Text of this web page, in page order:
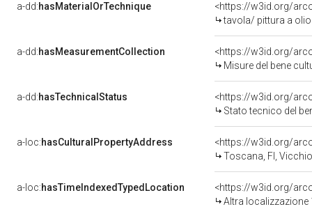
a-dd:hasMaterialOrTechnique
<https://w3id.org/
tavola/ pittura a olio
a-dd:hasMeasurementCollection
<https://w3id.org/
Misure del bene
a-dd:hasTechnicalStatus
<https://w3id.org/
Stato tecnico del
a-loc:hasCulturalPropertyAddress
<https://w3id.org/
Toscana, FI, Vicchio
a-loc:hasTimeIndexedTypedLocation
<https://w3id.org/
Altra localizzazione